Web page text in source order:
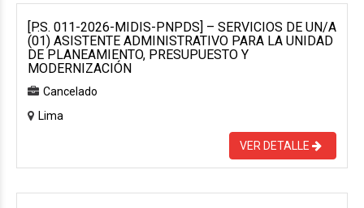
[P.S. 011-2026-MIDIS-PNPDS] – SERVICIOS DE UN/A
(01) ASISTENTE ADMINISTRATIVO PARA LA UNIDAD
DE PLANEAMIENTO, PRESUPUESTO Y
MODERNIZACIÓN
Cancelado
Lima
VER DETALLE